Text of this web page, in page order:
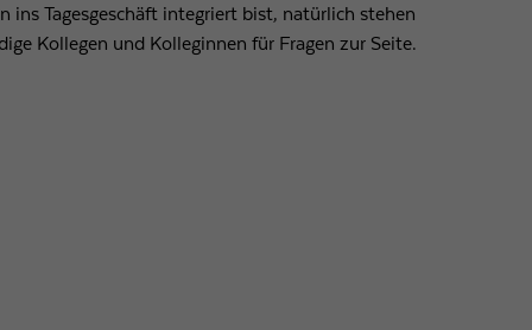
ins Tagesgeschäft integriert bist, natürlich stehen
Kollegen und Kolleginnen für Fragen zur Seite.